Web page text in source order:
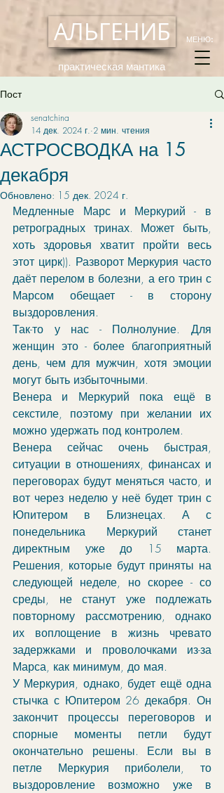
АЛЬГЕНИБ
практическая мантика
МЕНЮ:
Пост
АСТРОСВОДКА на 15
декабря
senatchina
14 дек. 2024 г. 2 мин. чтения
Обновлено: 15 дек. 2024 г.
Медленные Марс и Меркурий - в
ретроградных тринах. Может быть,
хоть здоровья хватит пройти весь
этот цирк)). Разворот Меркурия часто
даёт перелом в болезни, а его трин с
Марсом обещает - в сторону
выздоровления.
Так-то у нас - Полнолуние. Для
женщин это - более благоприятный
день, чем для мужчин, хотя эмоции
могут быть избыточными.
Венера и Меркурий пока ещё в
секстиле, поэтому при желании их
можно удержать под контролем.
Венера сейчас очень быстрая,
ситуации в отношениях, финансах и
переговорах будут меняться часто, и
вот через неделю у неё будет трин с
Юпитером в Близнецах. А с
понедельника Меркурий станет
директным уже до 15 марта.
Решения, которые будут приняты на
следующей неделе, но скорее - со
среды, не станут уже подлежать
повторному рассмотрению, однако
их воплощение в жизнь чревато
задержками и проволочками из-за
Марса, как минимум, до мая.
У Меркурия, однако, будет ещё одна
стычка с Юпитером 26 декабря. Он
закончит процессы переговоров и
спорные моменты петли будут
окончательно решены. Если вы в
петле Меркурия приболели, то
выздоровление возможно уже в